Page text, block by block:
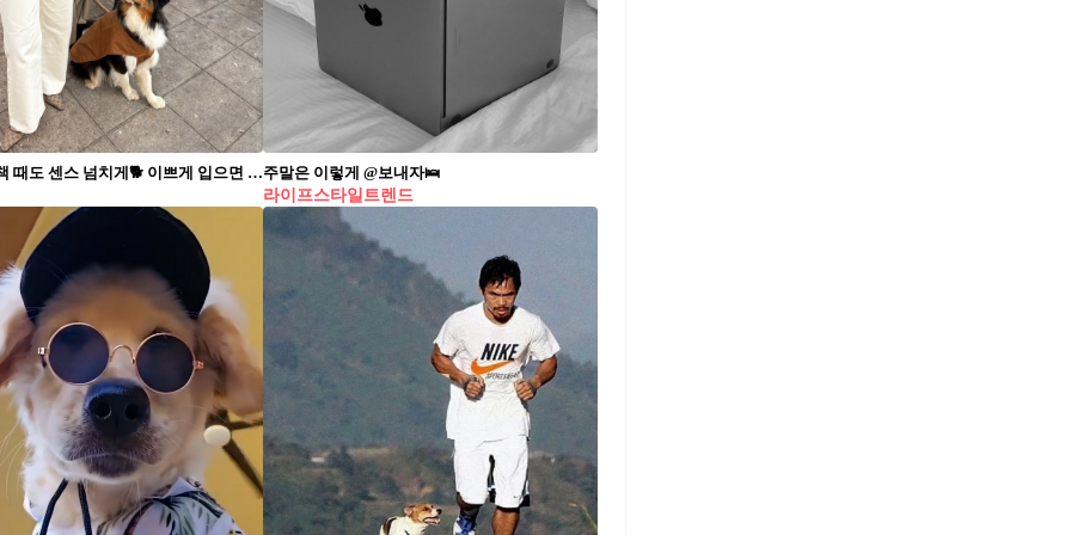
댕댕이 산책 때도 센스 넘치게🐕 이쁘게 입으면 두 배 더 즐거움🤍주말은 이렇게 @보내자🛌
라이프스타일트렌드